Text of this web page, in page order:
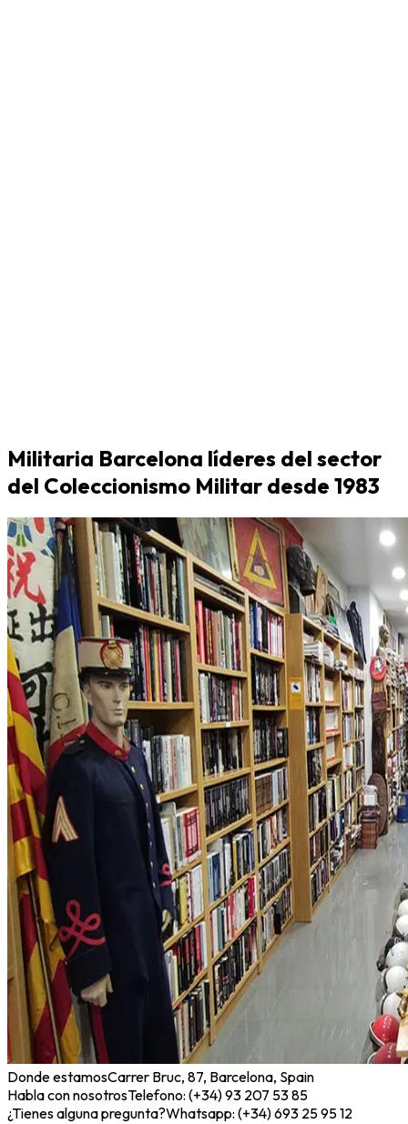
Militaria Barcelona líderes del sector
del Coleccionismo Militar desde 1983
Donde estamosCarrer Bruc, 87, Barcelona, Spain
Habla con nosotrosTelefono: (+34) 93 207 53 85
¿Tienes alguna pregunta?Whatsapp: (+34) 693 25 95 12